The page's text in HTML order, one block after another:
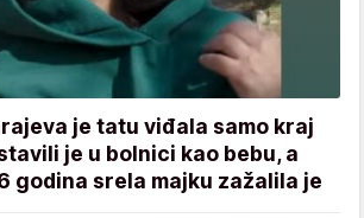
je tatu viđala samo kraj
je u bolnici kao bebu, a
godina srela majku zažalila je